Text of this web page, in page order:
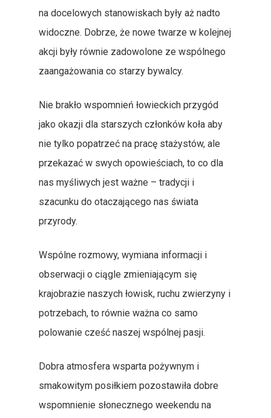
na docelowych stanowiskach były aż nadto
widoczne. Dobrze, że nowe twarze w kolejnej
akcji były równie zadowolone ze wspólnego
zaangażowania co starzy bywalcy.
Nie brakło wspomnień łowieckich przygód
jako okazji dla starszych członków koła aby
nie tylko popatrzeć na pracę stażystów, ale
przekazać w swych opowieściach, to co dla
nas myśliwych jest ważne – tradycji i
szacunku do otaczającego nas świata
przyrody.
Wspólne rozmowy, wymiana informacji i
obserwacji o ciągle zmieniającym się
krajobrazie naszych łowisk, ruchu zwierzyny i
potrzebach, to równie ważna co samo
polowanie cześć naszej wspólnej pasji.
Dobra atmosfera wsparta pożywnym i
smakowitym posiłkiem pozostawiła dobre
wspomnienie słonecznego weekendu na
Informacje
Etyka I Tradycje
Statystyki
Polowania Komercyjne
Przydatne Linki
Nasze Pasje
Opowiadania Łowieckie
Członkowie Koła
Tylko Dla Członków